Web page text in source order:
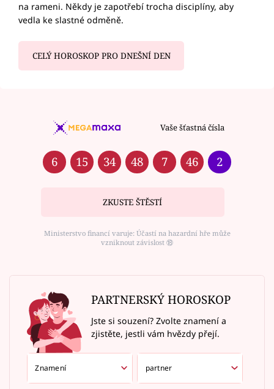
na rameni. Někdy je zapotřebí trocha disciplíny, aby
vedla ke slastné odměně.
CELÝ HOROSKOP PRO DNEŠNÍ DEN
Vaše šťastná čísla
6 15 34 48 7 46 2
ZKUSTE ŠTĚSTÍ
Ministerstvo financí varuje: Účastí na hazardní hře může
vzniknout závislost ⑱
PARTNERSKÝ HOROSKOP
Jste si souzení? Zvolte znamení a
zjistěte, jestli vám hvězdy přejí.